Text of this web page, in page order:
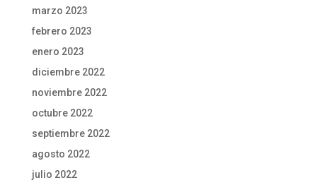
marzo 2023
febrero 2023
enero 2023
diciembre 2022
noviembre 2022
octubre 2022
septiembre 2022
agosto 2022
julio 2022